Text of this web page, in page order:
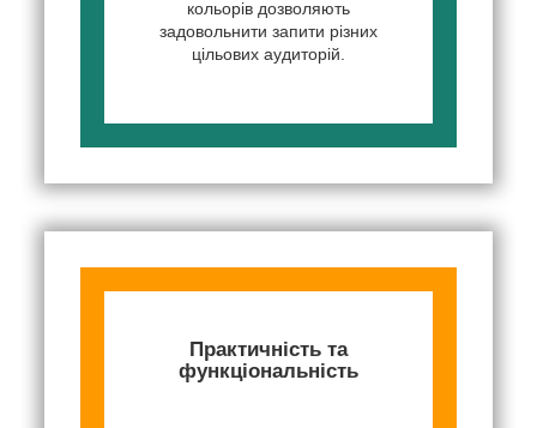
кольорів дозволяють
задовольнити запити різних
цільових аудиторій.
Практичність та
функціональність